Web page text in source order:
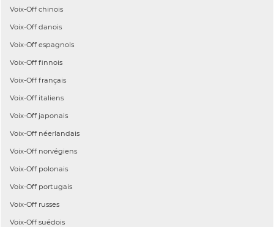
Voix-Off chinois
Voix-Off danois
Voix-Off espagnols
Voix-Off finnois
Voix-Off français
Voix-Off italiens
Voix-Off japonais
Voix-Off néerlandais
Voix-Off norvégiens
Voix-Off polonais
Voix-Off portugais
Voix-Off russes
Voix-Off suédois